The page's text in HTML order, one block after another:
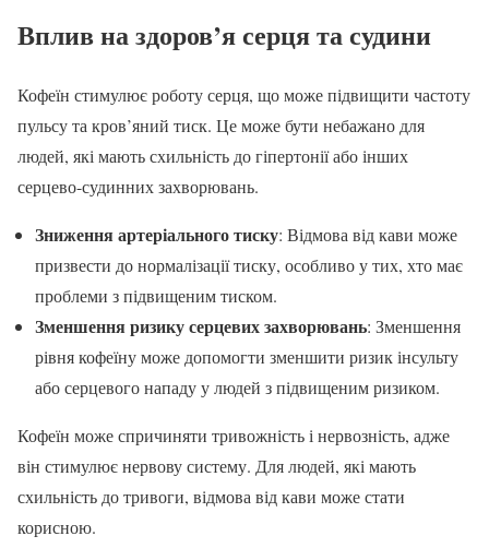
Вплив на здоров’я серця та судини
Кофеїн стимулює роботу серця, що може підвищити частоту
пульсу та кров’яний тиск. Це може бути небажано для
людей, які мають схильність до гіпертонії або інших
серцево-судинних захворювань.
Зниження артеріального тиску: Відмова від кави може
призвести до нормалізації тиску, особливо у тих, хто має
проблеми з підвищеним тиском.
Зменшення ризику серцевих захворювань: Зменшення
рівня кофеїну може допомогти зменшити ризик інсульту
або серцевого нападу у людей з підвищеним ризиком.
Кофеїн може спричиняти тривожність і нервозність, адже
він стимулює нервову систему. Для людей, які мають
схильність до тривоги, відмова від кави може стати
корисною.